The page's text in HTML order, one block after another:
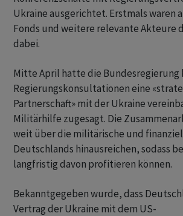
Ukraine ausgerichtet. Erstmals waren
Fonds und weitere relevante Akteure
dabei.
Mitte April hatte die Bundesregierung
Regierungskonsultationen eine
Partnerschaft» mit der Ukraine
Militärhilfe zugesagt. Die
weit über die militärische und
Deutschlands hinausreichen, sodass
langfristig davon profitieren können.
Bekanntgegeben wurde, dass
Vertrag der Ukraine mit dem US-